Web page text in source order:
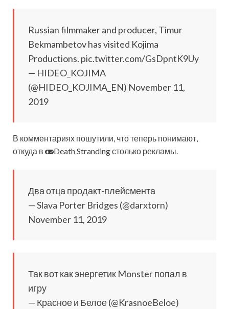
Russian filmmaker and producer, Timur
Bekmambetov has visited Kojima
Productions. pic.twitter.com/GsDpntK9Uy
— HIDEO_KOJIMA
(@HIDEO_KOJIMA_EN) November 11,
2019
В комментариях пошутили, что теперь понимают,
откуда в
Death Stranding столько рекламы.
Два отца продакт-плейсмента
— Slava Porter Bridges (@darxtorn)
November 11, 2019
Так вот как энергетик Monster попал в
игру
— Красное и Белое (@KrasnoeBeloe)